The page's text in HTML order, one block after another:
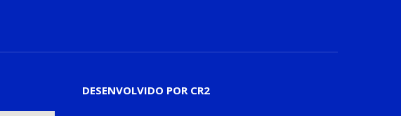
DESENVOLVIDO POR CR2